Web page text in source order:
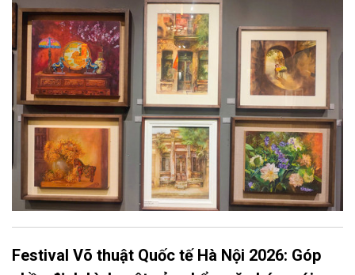
Văn Miếu - Quốc Tử Giám tổ chức, chào mừng 950 năm Quốc
Tử Giám (1076-2026) và hướng tới kỷ niệm 81 năm Quốc khánh
nước Cộng hòa xã hội chủ nghĩa Việt Nam.
Festival Võ thuật Quốc tế Hà Nội 2026: Góp